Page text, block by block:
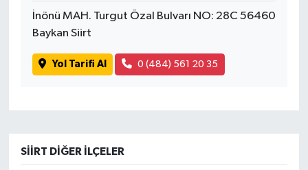
İnönü MAH. Turgut Özal Bulvarı NO: 28C 56460
Baykan Siirt
Yol Tarifi Al 0 (484) 561 20 35
SIIRT DIĞER İLÇELER